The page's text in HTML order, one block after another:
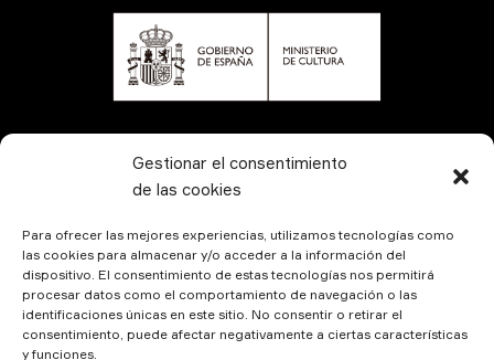
Gestionar el consentimiento
de las cookies
Para ofrecer las mejores experiencias, utilizamos tecnologías como
las cookies para almacenar y/o acceder a la información del
dispositivo. El consentimiento de estas tecnologías nos permitirá
procesar datos como el comportamiento de navegación o las
identificaciones únicas en este sitio. No consentir o retirar el
consentimiento, puede afectar negativamente a ciertas características
y funciones.